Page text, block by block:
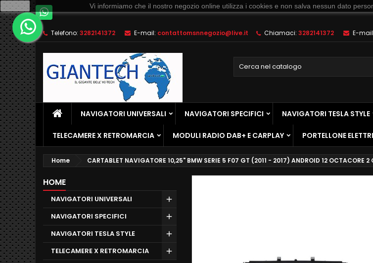
Telefono: 3282141372 E-mail: contattomsnnegozio@live.it Chiamaci: 3282141372 E-
NAVIGATORI UNIVERSALI NAVIGATORI SPECIFICI NAVIGATORI TESLA STYLE
TELECAMERE X RETROMARCIA MODULI RADIO DAB+ E CARPLAY PORTELLONE
Home CARTABLET NAVIGATORE 10,25" BMW SERIE 5 F07 GT (2011 - 2017) ANDROID 12 OCTACORE 2
HOME
NAVIGATORI UNIVERSALI
NAVIGATORI SPECIFICI
NAVIGATORI TESLA STYLE
TELECAMERE X RETROMARCIA
Ok Vi informiamo che il nostro negozio online utilizza i cookies e non salva nessun dato